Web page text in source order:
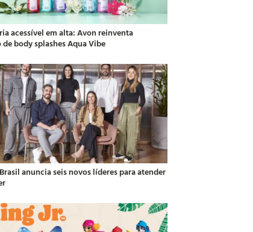
acessível em alta: Avon reinventa
body splashes Aqua Vibe
anuncia seis novos líderes para atender